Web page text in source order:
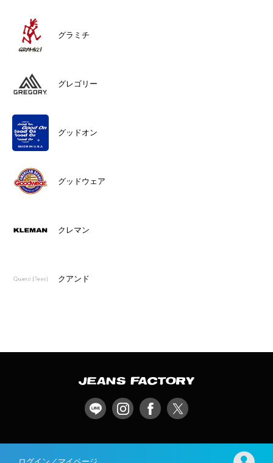
グラミチ
グレゴリー
グッドオン
グッドウェア
クレマン
クアンド